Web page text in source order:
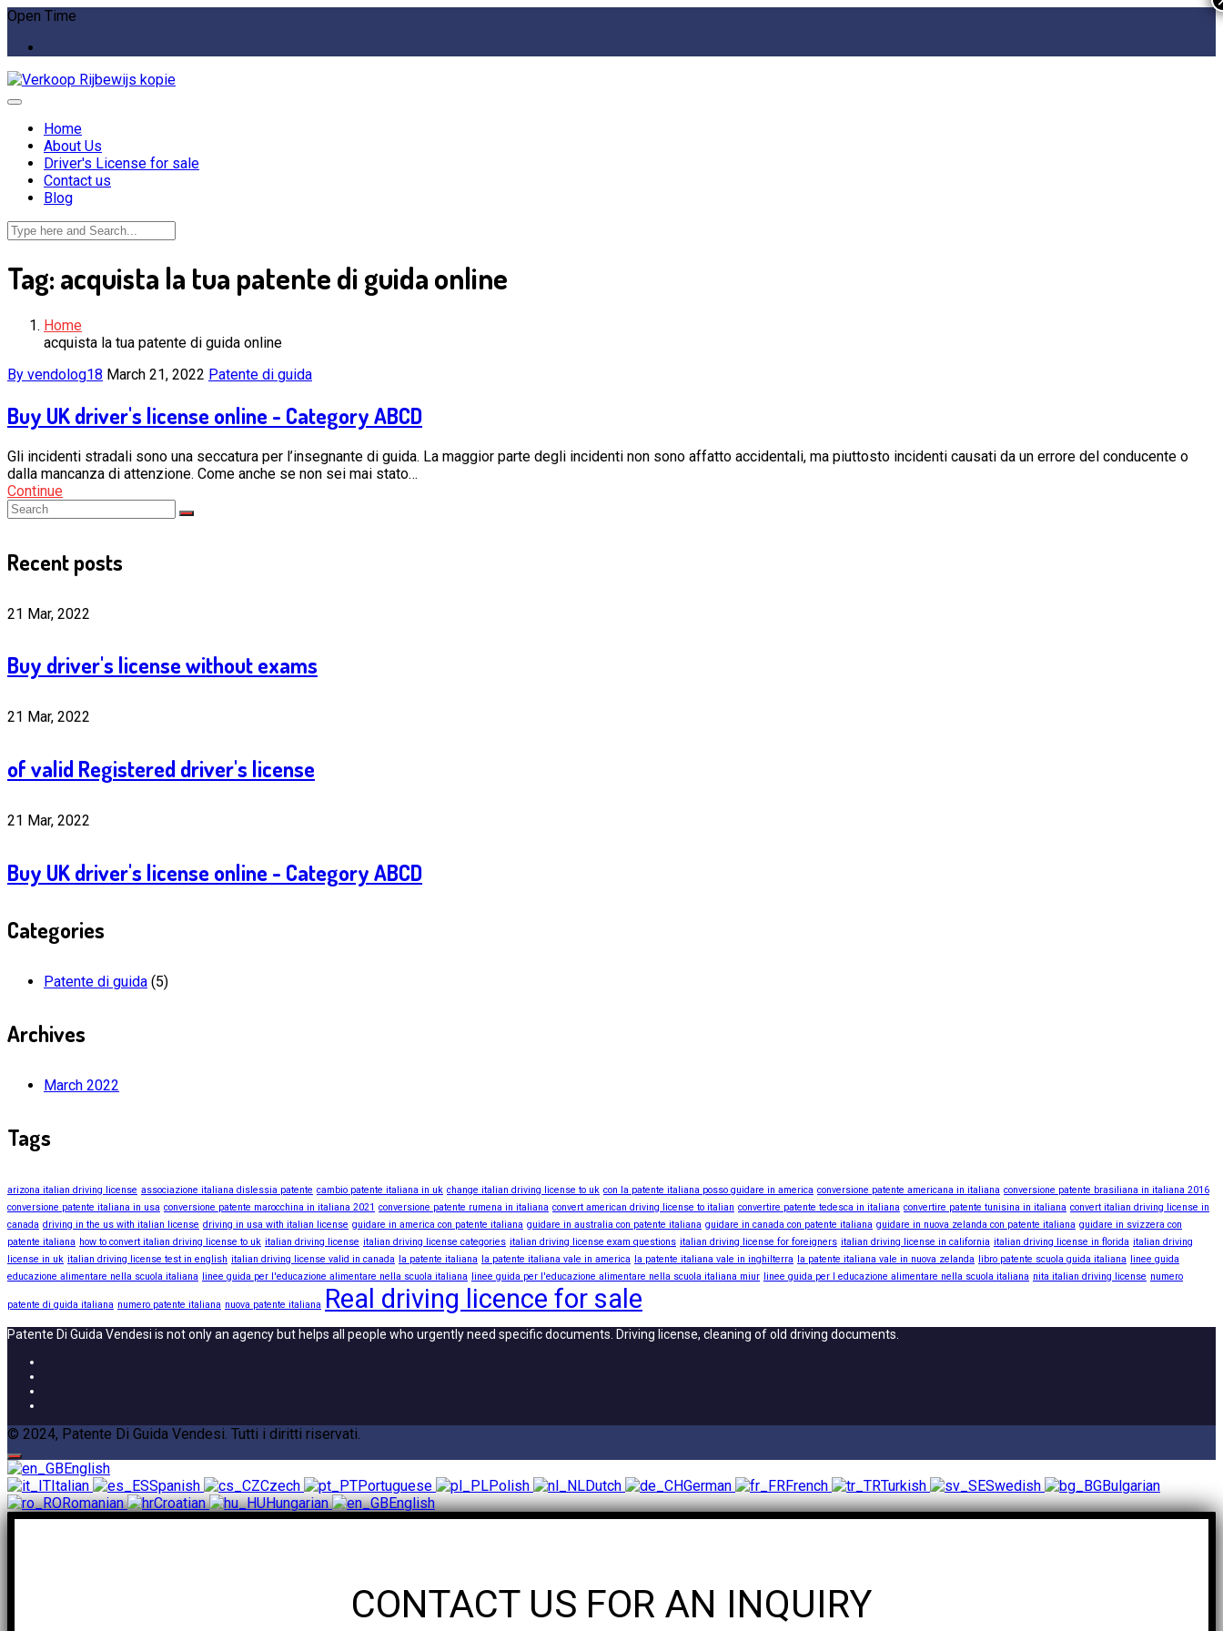
Open Time
Home
About Us
Driver's License for sale
Contact us
Blog
Tag:acquista la tua patente di guida online
Home
acquista la tua patente di guida online
By vendolog18 March 21, 2022 Patente di guida
Buy UK driver's license online - Category ABCD
Gli incidenti stradali sono una seccatura per l’insegnante di guida. La maggior parte degli incidenti non sono affatto accidentali, ma piuttosto incidenti causati da un errore del conducente o
dalla mancanza di attenzione. Come anche se non sei mai stato…
Continue
Recent posts
21 Mar, 2022
Buy driver's license without exams
21 Mar, 2022
of valid Registered driver's license
21 Mar, 2022
Buy UK driver's license online - Category ABCD
Categories
Patente di guida (5)
Archives
March 2022
Tags
arizona italian driving license associazione italiana dislessia patente cambio patente italiana in uk change italian driving license to uk con la patente italiana posso guidare in america conversione patente americana in italiana conversione patente brasiliana in italiana 2016
conversione patente italiana in usa conversione patente marocchina in italiana 2021 conversione patente rumena in italiana convert american driving license to italian convertire patente tedesca in italiana convertire patente tunisina in italiana convert italian driving license in
canada driving in the us with italian license driving in usa with italian license guidare in america con patente italiana guidare in australia con patente italiana guidare in canada con patente italiana guidare in nuova zelanda con patente italiana guidare in svizzera con
patente italiana how to convert italian driving license to uk italian driving license italian driving license categories italian driving license exam questions italian driving license for foreigners italian driving license in california italian driving license in florida italian driving
license in uk italian driving license test in english italian driving license valid in canada la patente italiana la patente italiana vale in america la patente italiana vale in inghilterra la patente italiana vale in nuova zelanda libro patente scuola guida italiana
linee guida
educazione alimentare nella scuola italiana
linee guida per l'educazione alimentare nella scuola italiana linee guida per l'educazione alimentare nella scuola italiana miur linee guida per l educazione alimentare nella scuola italiana nita italian driving license numero
patente di guida italiana numero patente italiana nuova patente italiana Real driving licence for sale
Patente Di Guida Vendesi is not only an agency but helps all people who urgently need specific documents. Driving license, cleaning of old driving documents.
© 2024, Patente Di Guida Vendesi. Tutti i diritti riservati.
English
Italian
Spanish Czech Portuguese Polish Dutch German French Turkish Swedish
Bulgarian
Romanian
Croatian Hungarian English
CONTACT US FOR AN INQUIRY